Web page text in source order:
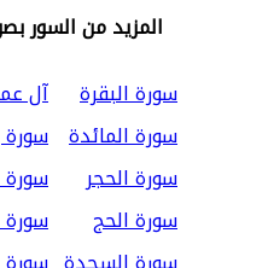
المزيد من السور
سورة البقرة
آل
سورة المائدة
سورة الحجر
سورة الحج